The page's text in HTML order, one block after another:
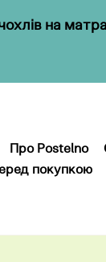
чохлів на
Про Postelno
покупкою
покупкою